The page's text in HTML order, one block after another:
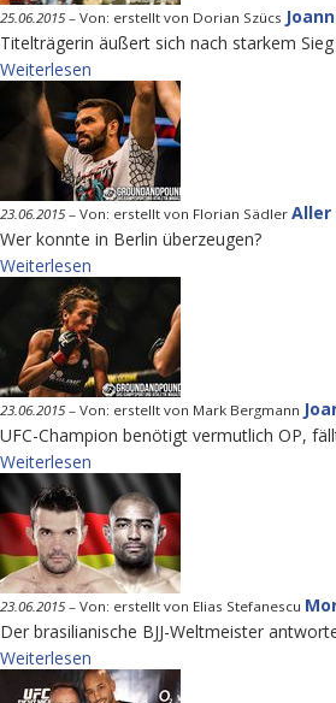
25.06.2015– Von: erstellt von Dorian Szücs
Titelträgerin äußert sich nach starkem
Weiterlesen
23.06.2015– Von: erstellt von Florian Sädler Aller
Wer konnte in Berlin überzeugen?
Weiterlesen
23.06.2015– Von: erstellt von Mark Bergmann
UFC-Champion benötigt vermutlich OP,
Weiterlesen
23.06.2015– Von: erstellt von Elias Stefanescu
Der brasilianische BJJ-Weltmeister
Weiterlesen